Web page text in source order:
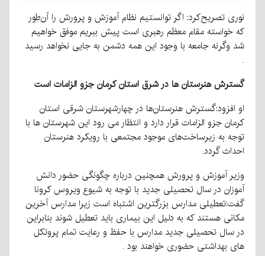
نوری تصریح‌کرد: اگر توانستیم نظام آموزش و پرورش را آن‌طور
که خواسته مقام معظم رهبری است پیش ببریم موفق خواهیم
شد وگرنه جامعه با وجود این همه دشمن به جایی نخواهد رسید
.
گسترش هنرستان ها در شرق استان کرمان جزو الزامات است
او افزود:گسترش هنرستان‌ها در چهارشهرستان شرقی استان
کرمان جزو الزامات قرار دارد و انتظار می رود این شهرستان ها با
توجه به زیرساخت‌های موجود مجتمعی با رویکرد هنرستان
احداث گردد.
وزیر آموزش و پرورش همچنین درباره چگونگی حضور دانش
آموزان در سال تحصیلی جدید با توجه به شیوع ویروس کرونا
گفت:تعطیلی مدارس بزرگترین اشتباه است زیرا مدارس آخرین
مکانی هستند که به دلیل این بیماری باید تعطیل شوند بنابراین
در سال تحصیلی جدید مدارس با حفظ و رعایت تمام پروتکل
های بهداشتی حضوری خواهند بود .